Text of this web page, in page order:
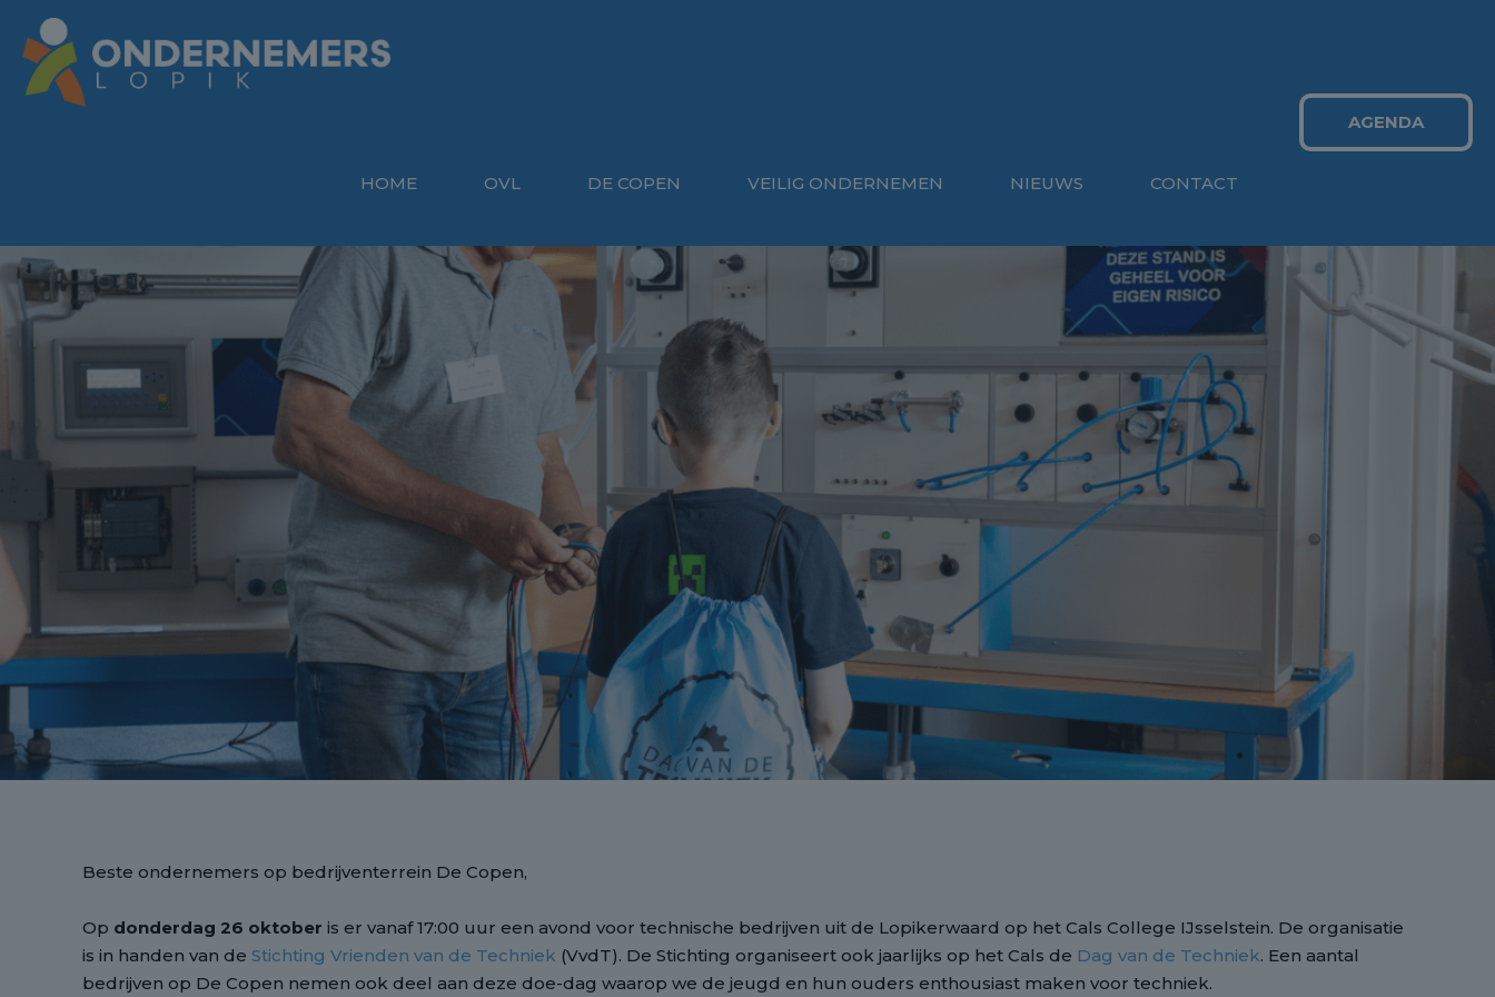
HOME OVL DE COPEN VEILIG ONDERNEMEN NIEUWS CONTACT
AGENDA
Beste ondernemers op bedrijventerrein De Copen,
Op donderdag 26 oktober is er vanaf 17:00 uur een avond voor technische bedrijven uit de Lopikerwaard op het Cals College IJsselstein. De organisatie
is in handen van de Stichting Vrienden van de Techniek (VvdT). De Stichting organiseert ook jaarlijks op het Cals de Dag van de Techniek. Een aantal
bedrijven op De Copen nemen ook deel aan deze doe-dag waarop we de jeugd en hun ouders enthousiast maken voor techniek.